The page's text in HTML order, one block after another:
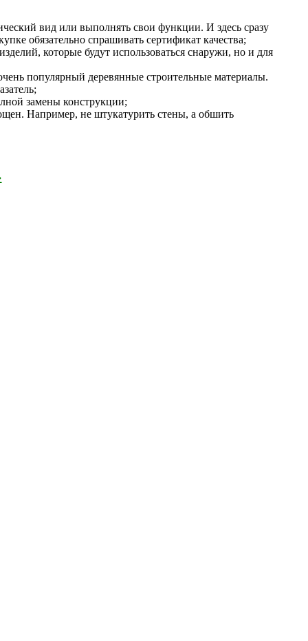
вид или выполнять свои функции. И здесь сразу
обязательно спрашивать сертификат качества;
которые будут использоваться снаружи, но и для
популярный деревянные строительные материалы.
замены конструкции;
Например, не штукатурить стены, а обшить